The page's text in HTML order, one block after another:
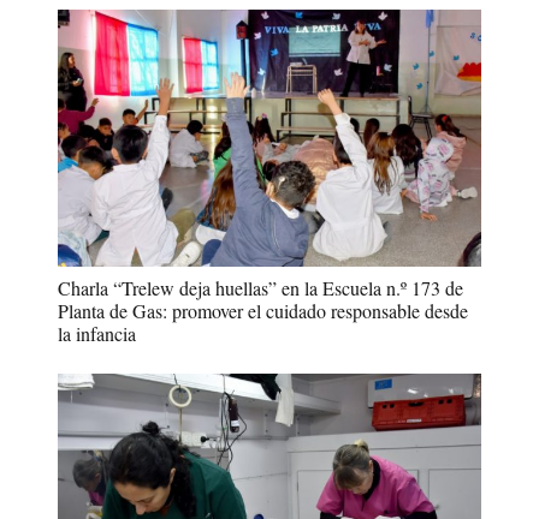
Charla “Trelew deja huellas” en la Escuela n.º 173 de
Planta de Gas: promover el cuidado responsable desde
la infancia